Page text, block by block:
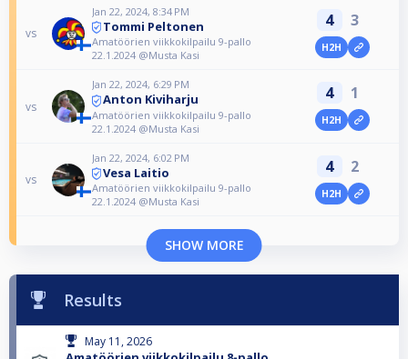
vs
Jan 22, 2024, 8:34 PM
Tommi Peltonen
Amatöörien viikkokilpailu 9-pallo
22.1.2024 @Musta Kasi
4 3
H2H
vs
Jan 22, 2024, 6:29 PM
Anton Kiviharju
Amatöörien viikkokilpailu 9-pallo
22.1.2024 @Musta Kasi
4 1
H2H
vs
Jan 22, 2024, 6:02 PM
Vesa Laitio
Amatöörien viikkokilpailu 9-pallo
22.1.2024 @Musta Kasi
4 2
H2H
SHOW MORE
Results
May 11, 2026